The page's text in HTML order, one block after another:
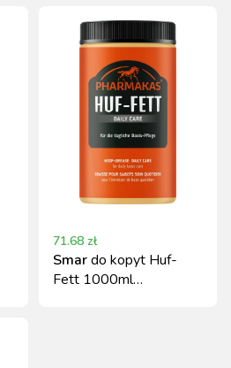
71.68 zł
Smardo kopyt Huf-
Fett 1000ml